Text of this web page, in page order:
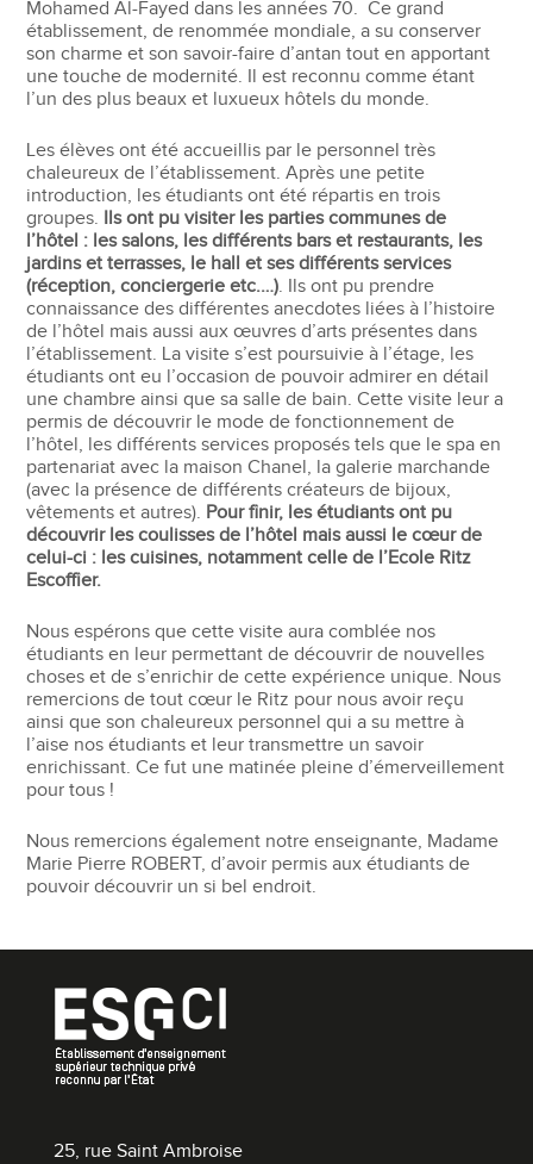
Mohamed Al-Fayed dans les années 70. Ce grand
établissement, de renommée mondiale, a su conserver
son charme et son savoir-faire d’antan tout en apportant
une touche de modernité. Il est reconnu comme étant
l’un des plus beaux et luxueux hôtels du monde.
Les élèves ont été accueillis par le personnel très
chaleureux de l’établissement. Après une petite
introduction, les étudiants ont été répartis en trois
groupes. Ils ont pu visiter les parties communes de
l’hôtel : les salons, les différents bars et restaurants, les
jardins et terrasses, le hall et ses différents services
(réception, conciergerie etc.…). Ils ont pu prendre
connaissance des différentes anecdotes liées à l’histoire
de l’hôtel mais aussi aux œuvres d’arts présentes dans
l’établissement. La visite s’est poursuivie à l’étage, les
étudiants ont eu l’occasion de pouvoir admirer en détail
une chambre ainsi que sa salle de bain. Cette visite leur a
permis de découvrir le mode de fonctionnement de
l’hôtel, les différents services proposés tels que le spa en
partenariat avec la maison Chanel, la galerie marchande
(avec la présence de différents créateurs de bijoux,
vêtements et autres). Pour finir, les étudiants ont pu
découvrir les coulisses de l’hôtel mais aussi le cœur de
celui-ci : les cuisines, notamment celle de l’Ecole Ritz
Escoffier.
Nous espérons que cette visite aura comblée nos
étudiants en leur permettant de découvrir de nouvelles
choses et de s’enrichir de cette expérience unique. Nous
remercions de tout cœur le Ritz pour nous avoir reçu
ainsi que son chaleureux personnel qui a su mettre à
l’aise nos étudiants et leur transmettre un savoir
enrichissant. Ce fut une matinée pleine d’émerveillement
pour tous !
Nous remercions également notre enseignante, Madame
Marie Pierre ROBERT, d’avoir permis aux étudiants de
pouvoir découvrir un si bel endroit.
25, rue Saint Ambroise